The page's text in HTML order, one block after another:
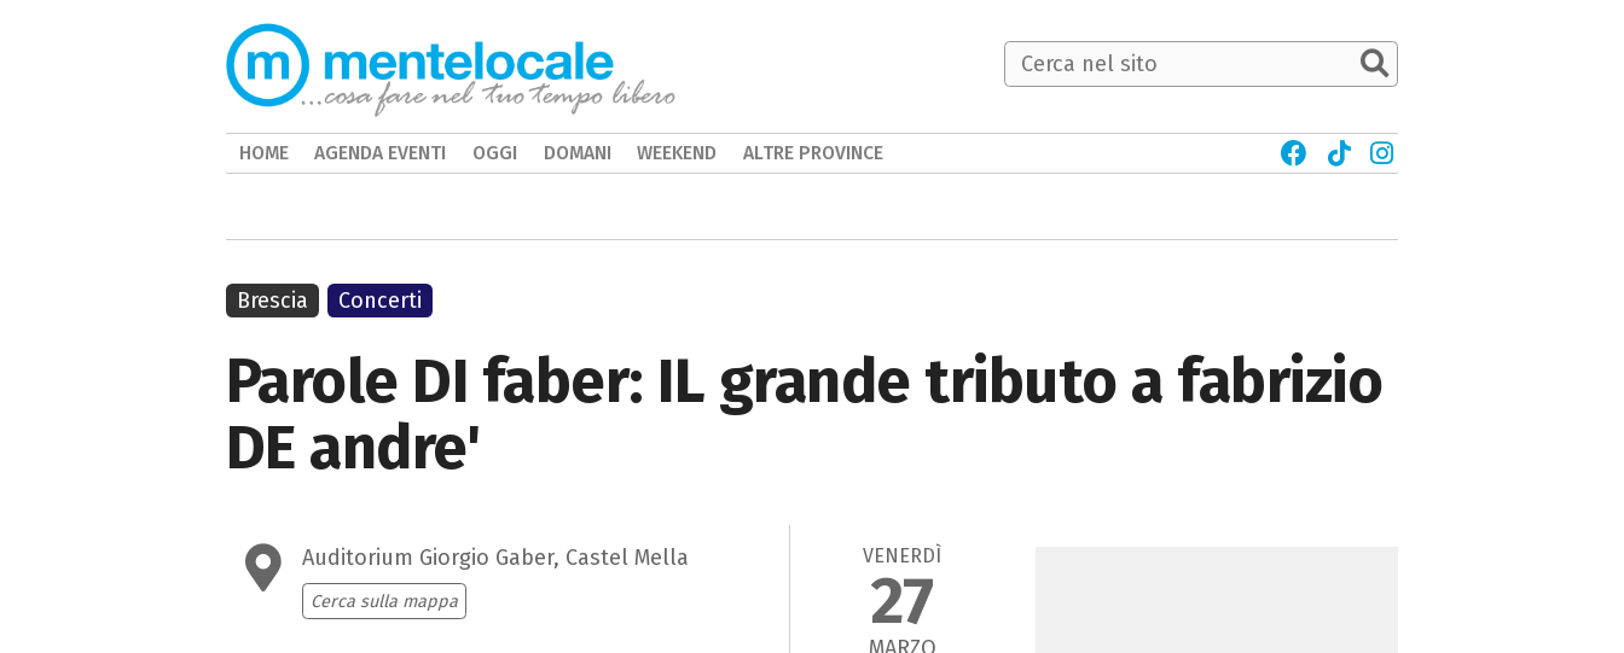
Parole DI faber: IL grande tributo a fabrizio
DE andre'
Auditorium Giorgio Gaber, Castel Mella
Cerca sulla mappa
VENERDÌ
27
Brescia Concerti
HOME AGENDA EVENTI OGGI DOMANI WEEKEND ALTRE PROVINCE